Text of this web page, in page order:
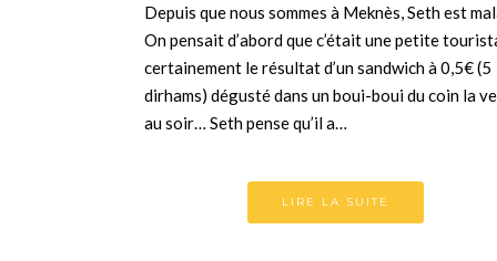
Depuis que nous sommes à Meknès, Seth est
On pensait d’abord que c’était une petite
certainement le résultat d’un sandwich à 0,5€ (5
dirhams) dégusté dans un boui-boui du coin la
au soir… Seth pense qu’il a…
LIRE LA SUITE